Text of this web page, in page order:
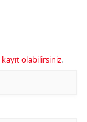
kayıt olabilirsiniz.